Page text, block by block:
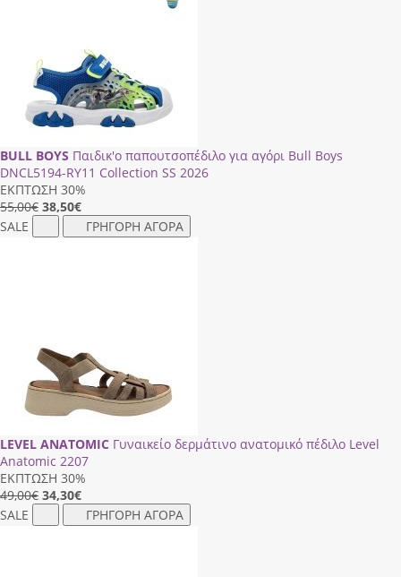
BULL BOYS Παιδικ'ο παπουτσοπέδιλο για αγόρι Bull Boys
DΝCL5194-RΥ11 Collection SS 2026
ΕΚΠΤΩΣΗ 30%
55,00€ 38,50€
SALE
ΓΡΗΓΟΡΗ ΑΓΟΡΑ
LEVEL ANATOMIC Γυναικείο δερμάτινο ανατομικό πέδιλο Level
Anatomic 2207
ΕΚΠΤΩΣΗ 30%
49,00€ 34,30€
SALE
ΓΡΗΓΟΡΗ ΑΓΟΡΑ